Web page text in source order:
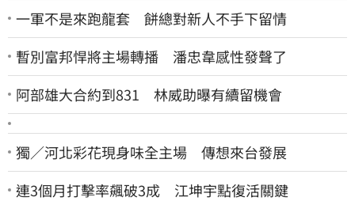
一軍不是來跑龍套 餅總對新人不手下留情
暫別富邦悍將主場轉播 潘忠韋感性發聲了
阿部雄大合約到831 林威助曝有續留機會
獨／河北彩花現身味全主場 傳想來台發展
連3個月打擊率飆破3成 江坤宇點復活關鍵